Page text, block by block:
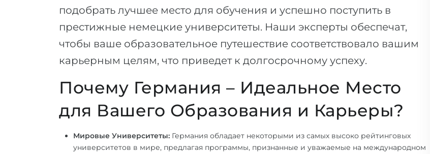
подобрать лучшее место для обучения и успешно поступить в
престижные немецкие университеты. Наши эксперты обеспечат,
чтобы ваше образовательное путешествие соответствовало вашим
карьерным целям, что приведет к долгосрочному успеху.
Почему Германия – Идеальное Место
для Вашего Образования и Карьеры?
Мировые Университеты: Германия обладает некоторыми из самых высоко рейтинговых
университетов в мире, предлагая программы, признанные и уважаемые на международном